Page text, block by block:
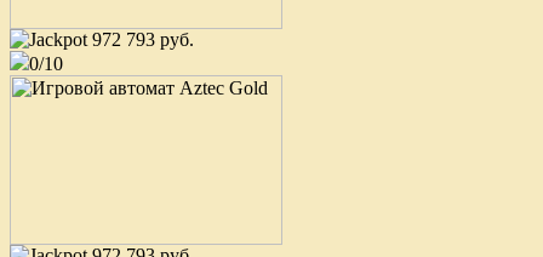
972 793 руб.
0/10
12 600 руб.
Book of Ra
user_1190264
osobist